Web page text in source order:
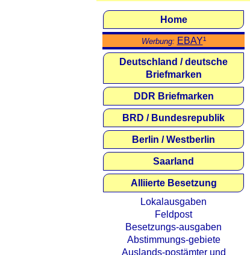
Home
Werbung: EBAY¹
Deutschland / deutsche
Briefmarken
DDR Briefmarken
BRD / Bundesrepublik
Berlin / Westberlin
Saarland
Alliierte Besetzung
Lokalausgaben
Feldpost
Besetzungs-ausgaben
Abstimmungs-gebiete
Auslands-postämter und